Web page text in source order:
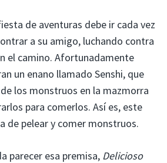
de aventuras debe ir cada vez
a su amigo, luchando contra
el camino. Afortunadamente
un enano llamado Senshi, que
los monstruos en la mazmorra
para comerlos. Así es, este
de pelear y comer monstruos.
parecer esa premisa, Delicioso